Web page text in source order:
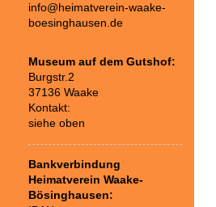
info@heimatverein-waake-
boesinghausen.de
Museum auf dem Gutshof:
Burgstr.2
37136 Waake
Kontakt:
siehe oben
Bankverbindung
Heimatverein Waake-
Bösinghausen: